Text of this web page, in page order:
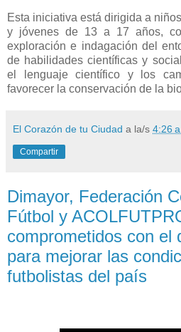
Esta iniciativa está dirigida a
y jóvenes de 13 a 17 años,
exploración e indagación del
de habilidades científicas y
el lenguaje científico y los
favorecer la conservación de la
El Corazón de tu Ciudad a la/s 4:26
Compartir
Dimayor, Federación
Fútbol y
comprometidos con el
para mejorar las
futbolistas del país